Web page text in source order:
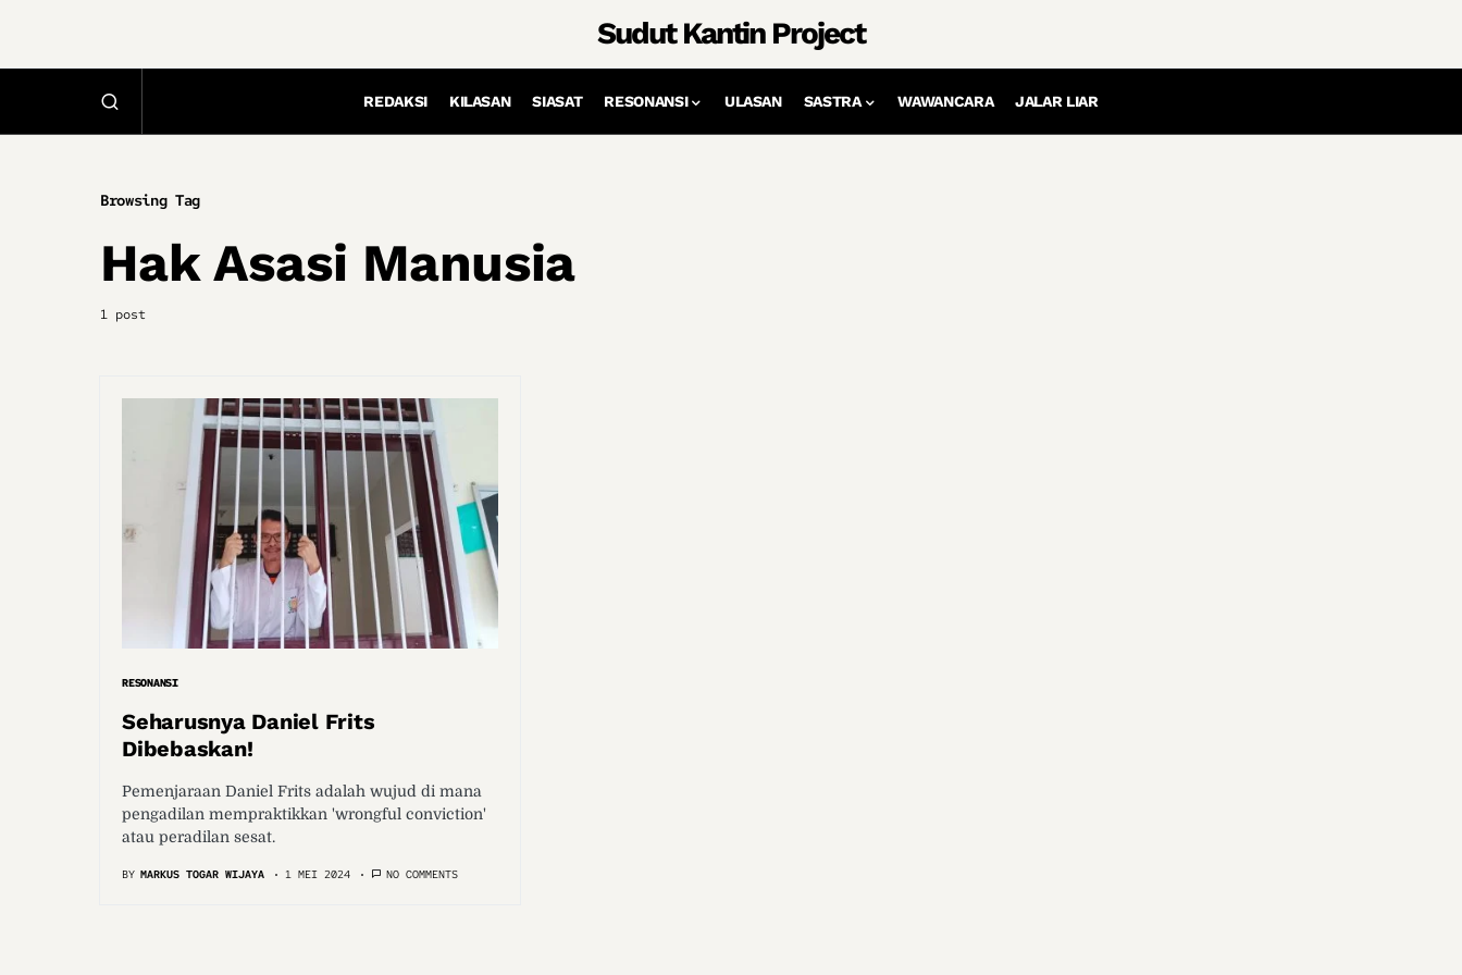
Sudut Kantin Project
REDAKSI KILASAN SIASAT RESONANSI ULASAN SASTRA WAWANCARA JALAR LIAR
Browsing Tag
Hak Asasi Manusia
1 post
RESONANSI
Seharusnya Daniel Frits
Dibebaskan!
Pemenjaraan Daniel Frits adalah wujud di mana
pengadilan mempraktikkan 'wrongful conviction'
atau peradilan sesat.
BY MARKUS TOGAR WIJAYA 1 MEI 2024 NO COMMENTS